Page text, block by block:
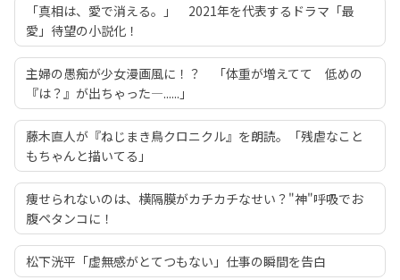
「真相は、愛で消える。」 2021年を代表するドラマ「最
愛」待望の小説化！
主婦の愚痴が少女漫画風に！？ 「体重が増えてて 低めの
『は？』が出ちゃった―......」
藤木直人が『ねじまき鳥クロニクル』を朗読。「残虐なこと
もちゃんと描いてる」
痩せられないのは、横隔膜がカチカチなせい？"神"呼吸でお
腹ペタンコに！
松下洸平「虚無感がとてつもない」仕事の瞬間を告白